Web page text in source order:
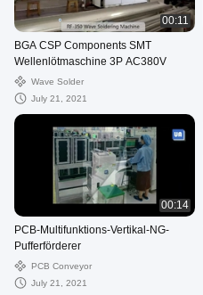
00:11
BGA CSP Components SMT
Wellenlötmaschine 3P AC380V
Wave Solder
July 21, 2021
00:14
PCB-Multifunktions-Vertikal-NG-
Pufferförderer
PCB Conveyor
July 21, 2021